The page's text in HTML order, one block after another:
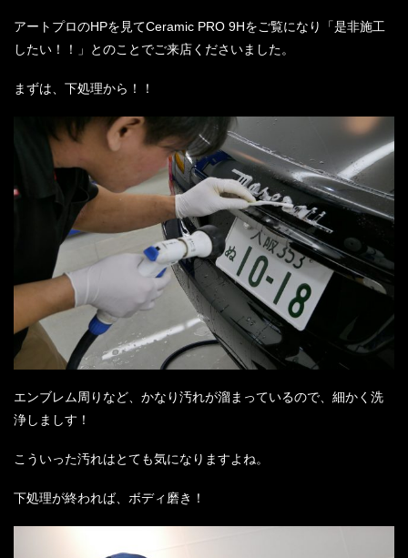
アートプロのHPを見てCeramic PRO 9Hをご覧になり「是非施工
したい！！」とのことでご来店くださいました。
まずは、下処理から！！
エンブレム周りなど、かなり汚れが溜まっているので、細かく洗
浄しましす！
こういった汚れはとても気になりますよね。
下処理が終われば、ボディ磨き！